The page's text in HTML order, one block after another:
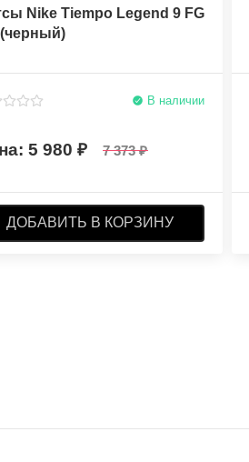
Nike Tiempo Legend 9 FG
В наличии
5 980 7 373
ДОБАВИТЬ В КОРЗИНУ